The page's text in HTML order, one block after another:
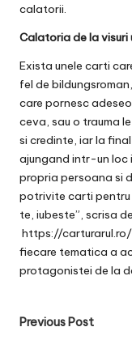
calatorii.
Calatoria de la visuri
Exista unele carti
fel de
care pornesc
ceva, sau o trauma
si credinte, iar la
ajungand intr-un loc
propria persoana si
potrivite carti
te, iubeste”, scrisa
https://
fiecare tematica a
protagonistei de la
Post
Previous Post